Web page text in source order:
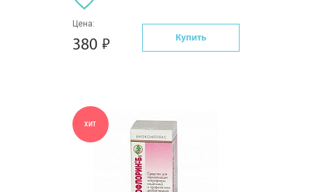
Цена:
380 Купить
ХИТ